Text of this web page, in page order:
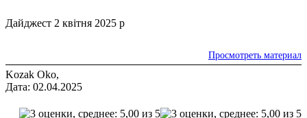
Дайджест 2 квітня 2025 р
Просмотреть материал
Kozak Oko,
Дата: 02.04.2025